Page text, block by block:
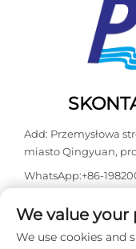
Add: Przemysłowa
miasto Qingyuan,
WhatsApp:+86-
E-mail:[email
We value your
We use cookies and